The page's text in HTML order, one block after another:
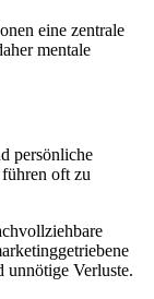
eine zentrale
mentale
persönliche
oft zu
unnötige Verluste.